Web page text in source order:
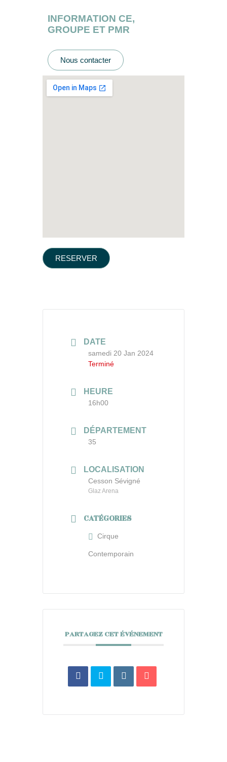
INFORMATION CE,
GROUPE ET PMR
Nous contacter
RESERVER
DATE
samedi 20 Jan 2024
Terminé
HEURE
16h00
DÉPARTEMENT
35
LOCALISATION
Cesson Sévigné
Glaz Arena
CATÉGORIES
Cirque
Contemporain
PARTAGEZ CET ÉVÉNEMENT